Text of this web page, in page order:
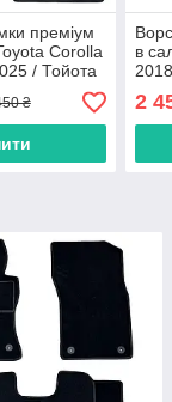
преміум
Corolla
/ Тойота
₴
в
3
2